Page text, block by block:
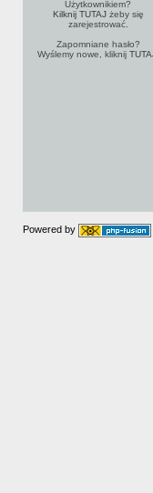
Użytkownikiem?
Kilknij TUTAJżeby się
zarejestrować.
Zapomniane hasło?
Wyślemy nowe, kliknij
Powered by